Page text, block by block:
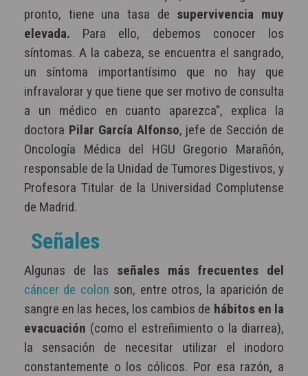
pronto, tiene una tasa de supervivencia muy
elevada. Para ello, debemos conocer los
síntomas. A la cabeza, se encuentra el sangrado,
un síntoma importantísimo que no hay que
infravalorar y que tiene que ser motivo de consulta
a un médico en cuanto aparezca”, explica la
doctora Pilar García Alfonso, jefe de Sección de
Oncología Médica del HGU Gregorio Marañón,
responsable de la Unidad de Tumores Digestivos, y
Profesora Titular de la Universidad Complutense
de Madrid.
Señales
Algunas de las señales más frecuentes del
cáncer de colon son, entre otros, la aparición de
sangre en las heces, los cambios de hábitos en la
evacuación (como el estreñimiento o la diarrea),
la sensación de necesitar utilizar el inodoro
constantemente o los cólicos. Por esa razón, a